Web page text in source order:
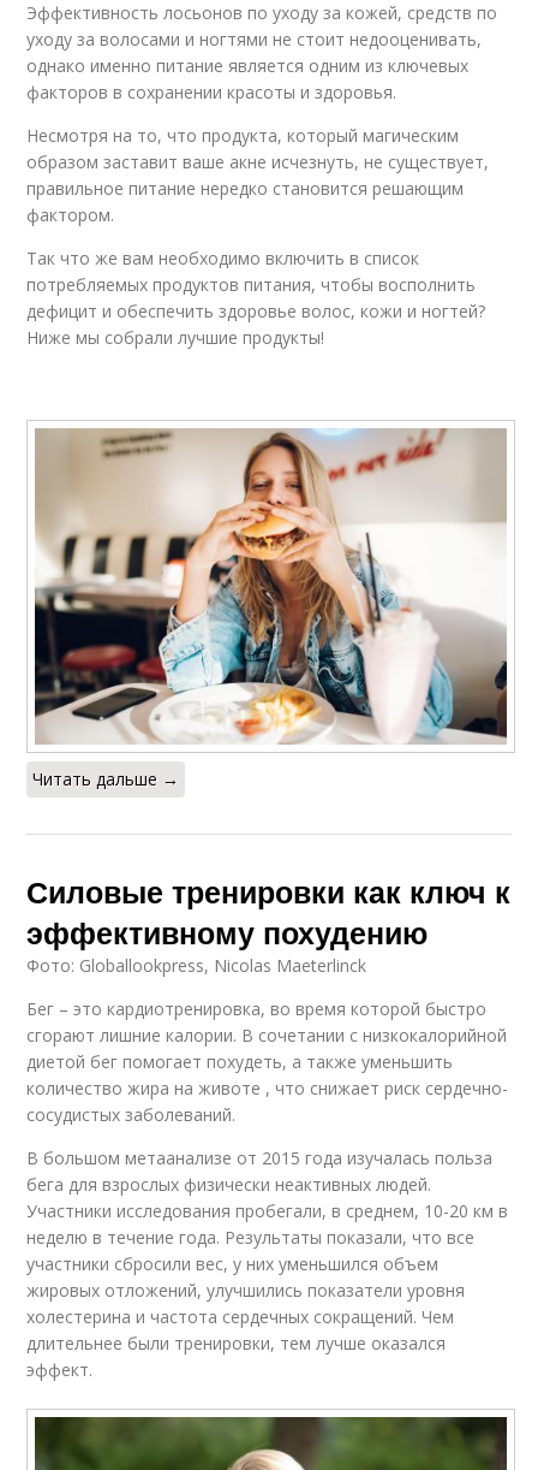
Эффективность лосьонов по уходу за кожей, средств по
уходу за волосами и ногтями не стоит недооценивать,
однако именно питание является одним из ключевых
факторов в сохранении красоты и здоровья.
Несмотря на то, что продукта, который магическим
образом заставит ваше акне исчезнуть, не существует,
правильное питание нередко становится решающим
фактором.
Так что же вам необходимо включить в список
потребляемых продуктов питания, чтобы восполнить
дефицит и обеспечить здоровье волос, кожи и ногтей?
Ниже мы собрали лучшие продукты!
Читать дальше →
Силовые тренировки как ключ к
эффективному похудению
Фото: Globallookpress, Nicolas Maeterlinck
Бег – это кардиотренировка, во время которой быстро
сгорают лишние калории. В сочетании с низкокалорийной
диетой бег помогает похудеть, а также уменьшить
количество жира на животе , что снижает риск сердечно-
сосудистых заболеваний.
В большом метаанализе от 2015 года изучалась польза
бега для взрослых физически неактивных людей.
Участники исследования пробегали, в среднем, 10-20 км в
неделю в течение года. Результаты показали, что все
участники сбросили вес, у них уменьшился объем
жировых отложений, улучшились показатели уровня
холестерина и частота сердечных сокращений. Чем
длительнее были тренировки, тем лучше оказался
эффект.